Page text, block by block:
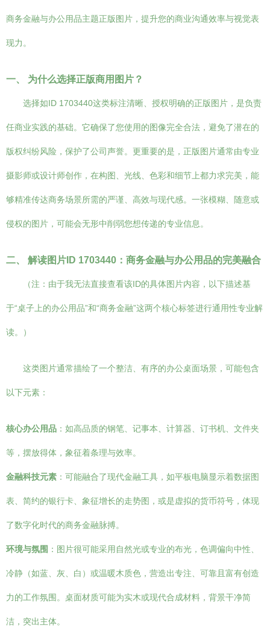
商务金融与办公用品主题正版图片，提升您的商业沟通效率与视觉表
现力。
一、 为什么选择正版商用图片？
选择如ID 1703440这类标注清晰、授权明确的正版图片，是负责
任商业实践的基础。它确保了您使用的图像完全合法，避免了潜在的
版权纠纷风险，保护了公司声誉。更重要的是，正版图片通常由专业
摄影师或设计师创作，在构图、光线、色彩和细节上都力求完美，能
够精准传达商务场景所需的严谨、高效与现代感。一张模糊、随意或
侵权的图片，可能会无形中削弱您想传递的专业信息。
二、 解读图片ID 1703440：商务金融与办公用品的完美融合
（注：由于我无法直接查看该ID的具体图片内容，以下描述基
于“桌子上的办公用品”和“商务金融”这两个核心标签进行通用性专业解
读。）
这类图片通常描绘了一个整洁、有序的办公桌面场景，可能包含
以下元素：
核心办公用品 ：如高品质的钢笔、记事本、计算器、订书机、文件夹
等，摆放得体，象征着条理与效率。
金融科技元素 ：可能融合了现代金融工具，如平板电脑显示着数据图
表、简约的银行卡、象征增长的走势图，或是虚拟的货币符号，体现
了数字化时代的商务金融脉搏。
环境与氛围 ：图片很可能采用自然光或专业的布光，色调偏向中性、
冷静（如蓝、灰、白）或温暖木质色，营造出专注、可靠且富有创造
力的工作氛围。桌面材质可能为实木或现代合成材料，背景干净简
洁，突出主体。